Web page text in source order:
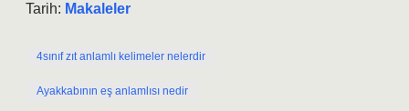
Tarih: Makaleler
4sınıf zıt anlamlı kelimeler nelerdir
Ayakkabının eş anlamlısı nedir